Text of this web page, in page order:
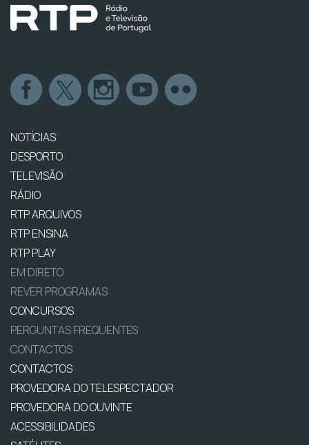
NOTÍCIAS
DESPORTO
TELEVISÃO
RÁDIO
RTP ARQUIVOS
RTP ENSINA
RTP PLAY
EM DIRETO
REVER PROGRAMAS
CONCURSOS
PERGUNTAS FREQUENTES
CONTACTOS
CONTACTOS
PROVEDORA DO TELESPECTADOR
PROVEDORA DO OUVINTE
ACESSIBILIDADES